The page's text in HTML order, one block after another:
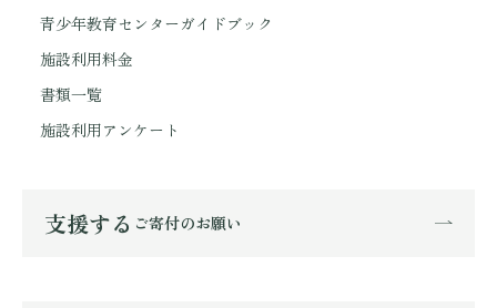
青少年教育センターガイドブック
施設利用料金
書類一覧
施設利用アンケート
支援する ご寄付のお願い